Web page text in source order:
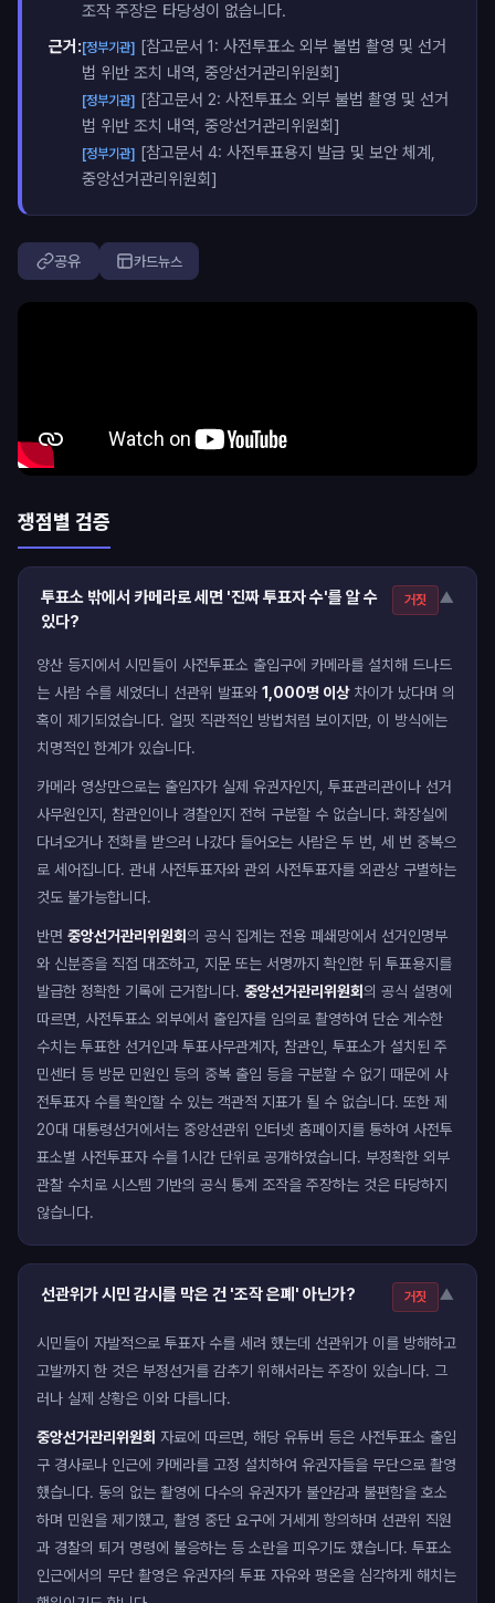
조작 주장은 타당성이 없습니다.
근거: [정부기관] [참고문서 1: 사전투표소 외부 불법 촬영 및 선거
법 위반 조치 내역, 중앙선거관리위원회]
[정부기관] [참고문서 2: 사전투표소 외부 불법 촬영 및 선거
법 위반 조치 내역, 중앙선거관리위원회]
[정부기관] [참고문서 4: 사전투표용지 발급 및 보안 체계,
중앙선거관리위원회]
공유 카드뉴스
쟁점별 검증
투표소 밖에서 카메라로 세면 '진짜 투표자 수'를 알 수
있다?
거짓 ▼
양산 등지에서 시민들이 사전투표소 출입구에 카메라를 설치해 드나드
는 사람 수를 세었더니 선관위 발표와 1,000명 이상차이가 났다며 의
혹이 제기되었습니다. 얼핏 직관적인 방법처럼 보이지만, 이 방식에는
치명적인 한계가 있습니다.
카메라 영상만으로는 출입자가 실제 유권자인지, 투표관리관이나 선거
사무원인지, 참관인이나 경찰인지 전혀 구분할 수 없습니다. 화장실에
다녀오거나 전화를 받으러 나갔다 들어오는 사람은 두 번, 세 번 중복으
로 세어집니다. 관내 사전투표자와 관외 사전투표자를 외관상 구별하는
것도 불가능합니다.
반면 중앙선거관리위원회의 공식 집계는 전용 폐쇄망에서 선거인명부
와 신분증을 직접 대조하고, 지문 또는 서명까지 확인한 뒤 투표용지를
발급한 정확한 기록에 근거합니다. 중앙선거관리위원회의 공식 설명에
따르면, 사전투표소 외부에서 출입자를 임의로 촬영하여 단순 계수한
수치는 투표한 선거인과 투표사무관계자, 참관인, 투표소가 설치된 주
민센터 등 방문 민원인 등의 중복 출입 등을 구분할 수 없기 때문에 사
전투표자 수를 확인할 수 있는 객관적 지표가 될 수 없습니다. 또한 제
20대 대통령선거에서는 중앙선관위 인터넷 홈페이지를 통하여 사전투
표소별 사전투표자 수를 1시간 단위로 공개하였습니다. 부정확한 외부
관찰 수치로 시스템 기반의 공식 통계 조작을 주장하는 것은 타당하지
않습니다.
선관위가 시민 감시를 막은 건 '조작 은폐' 아닌가? 거짓 ▼
시민들이 자발적으로 투표자 수를 세려 했는데 선관위가 이를 방해하고
고발까지 한 것은 부정선거를 감추기 위해서라는 주장이 있습니다. 그
러나 실제 상황은 이와 다릅니다.
중앙선거관리위원회 자료에 따르면, 해당 유튜버 등은 사전투표소 출입
구 경사로나 인근에 카메라를 고정 설치하여 유권자들을 무단으로 촬영
했습니다. 동의 없는 촬영에 다수의 유권자가 불안감과 불편함을 호소
하며 민원을 제기했고, 촬영 중단 요구에 거세게 항의하며 선관위 직원
과 경찰의 퇴거 명령에 불응하는 등 소란을 피우기도 했습니다. 투표소
인근에서의 무단 촬영은 유권자의 투표 자유와 평온을 심각하게 해치는